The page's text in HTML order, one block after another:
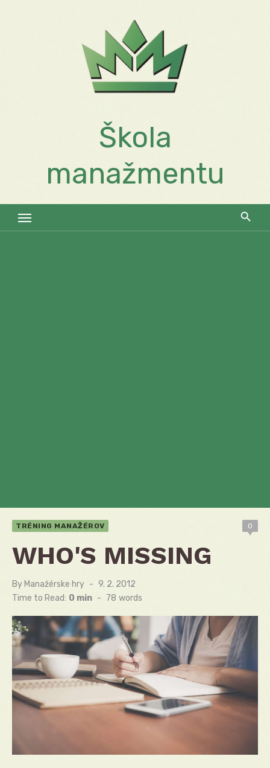
Škola
manažmentu
TRÉNING MANAŽÉROV 0
WHO'S MISSING
By Manažérske hry
Posted
on
9. 2. 2012
Time to Read: 0 min - 78 words